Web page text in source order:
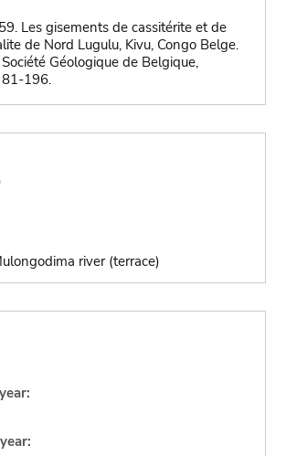
Les gisements de cassitérite et de
de Nord Lugulu, Kivu, Congo Belge.
Géologique de Belgique,
81-196.
river (terrace)